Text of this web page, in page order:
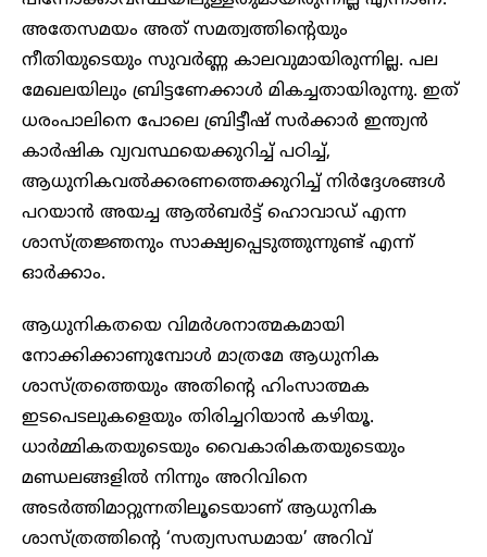
അതേസമയം അത് സമത്വത്തിന്റെയും
നീതിയുടെയും സുവർണ്ണ കാലവുമായിരുന്നില്ല. പല
മേഖലയിലും ബ്രിട്ടണേക്കാൾ മികച്ചതായിരുന്നു. ഇത്
ധരംപാലിനെ പോലെ ബ്രിട്ടീഷ് സർക്കാർ ഇന്ത്യൻ
കാർഷിക വ്യവസ്ഥയെക്കുറിച്ച് പഠിച്ച്,
ആധുനികവൽക്കരണത്തെക്കുറിച്ച് നിർദ്ദേശങ്ങൾ
പറയാൻ അയച്ച ആൽബർട്ട് ഹൊവാഡ് എന്ന
ശാസ്ത്രജ്ഞനും സാക്ഷ്യപ്പെടുത്തുന്നുണ്ട് എന്ന്
ഓർക്കാം.
ആധുനികതയെ വിമർശനാത്മകമായി
നോക്കിക്കാണുമ്പോൾ മാത്രമേ ആധുനിക
ശാസ്ത്രത്തെയും അതിന്റെ ഹിംസാത്മക
ഇടപെടലുകളെയും തിരിച്ചറിയാൻ കഴിയൂ.
ധാർമ്മികതയുടെയും വൈകാരികതയുടെയും
മണ്ഡലങ്ങളിൽ നിന്നും അറിവിനെ
അടർത്തിമാറ്റുന്നതിലൂടെയാണ് ആധുനിക
ശാസ്ത്രത്തിന്റെ ‘സത്യസന്ധമായ’ അറിവ്